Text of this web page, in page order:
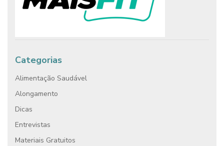
Categorias
Alimentação Saudável
Alongamento
Dicas
Entrevistas
Materiais Gratuitos